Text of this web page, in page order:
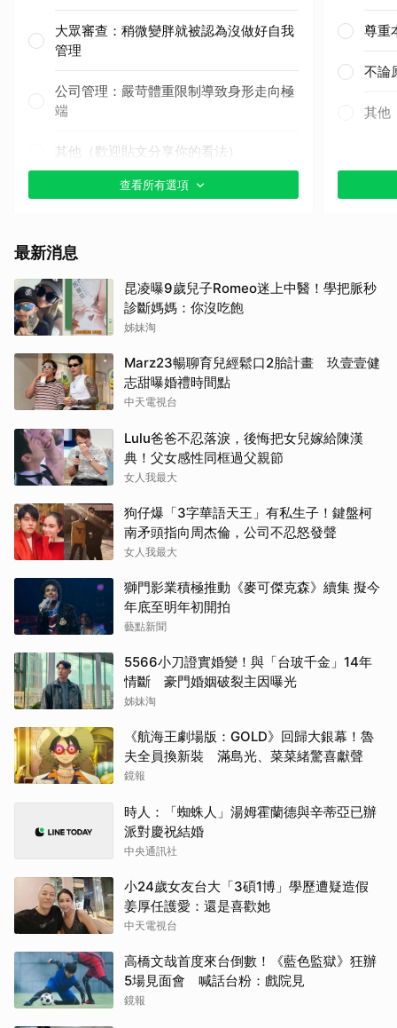
大眾審查：稍微變胖就被認為沒做好自我
管理
公司管理：嚴苛體重限制導致身形走向極
端
其他（歡迎貼文分享你的看法）
查看所有選項
尊重
不論
其他
最新消息
昆凌曝9歲兒子Romeo迷上中醫！學把脈秒
診斷媽媽：你沒吃飽
姊妹淘
Marz23暢聊育兒經鬆口2胎計畫 玖壹壹健
志甜曝婚禮時間點
中天電視台
Lulu爸爸不忍落淚，後悔把女兒嫁給陳漢
典！父女感性同框過父親節
女人我最大
狗仔爆「3字華語天王」有私生子！鍵盤柯
南矛頭指向周杰倫，公司不忍怒發聲
女人我最大
獅門影業積極推動《麥可傑克森》續集 擬今
年底至明年初開拍
藝點新聞
5566小刀證實婚變！與「台玻千金」14年
情斷 豪門婚姻破裂主因曝光
姊妹淘
《航海王劇場版：GOLD》回歸大銀幕！魯
夫全員換新裝 滿島光、菜菜緒驚喜獻聲
鏡報
時人：「蜘蛛人」湯姆霍蘭德與辛蒂亞已辦
派對慶祝結婚
中央通訊社
小24歲女友台大「3碩1博」學歷遭疑造假
姜厚任護愛：還是喜歡她
中天電視台
高橋文哉首度來台倒數！《藍色監獄》狂辦
5場見面會 喊話台粉：戲院見
鏡報